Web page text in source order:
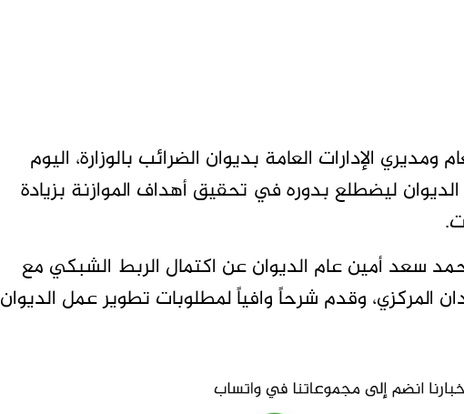
ومديري الإدارات العامة بديوان الضرائب بالوزارة، اليوم
ليضطلع بدوره في تحقيق أهداف الموازنة بزيادة
سعد أمين عام الديوان عن اكتمال الربط الشبكي مع
المركزي، وقدم شرحاً وافياً لمطلوبات تطوير عمل الديوان